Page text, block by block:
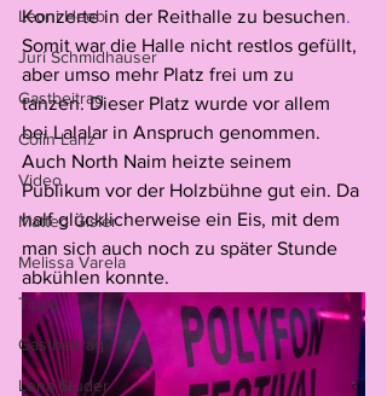
Leoni Heeb
Juri Schmidhauser
Gastbeitrag
Colin Lanz
Video
Matteo Gisler
Melissa Varela
Tipps
Gastbeitrag
Lena Studer
Konzerte in der Reithalle zu besuchen.
Somit war die Halle nicht restlos gefüllt,
aber umso mehr Platz frei um zu
tanzen. Dieser Platz wurde vor allem
bei Lalalar in Anspruch genommen.
Auch North Naim heizte seinem
Publikum vor der Holzbühne gut ein. Da
half glücklicherweise ein Eis, mit dem
man sich auch noch zu später Stunde
abkühlen konnte.